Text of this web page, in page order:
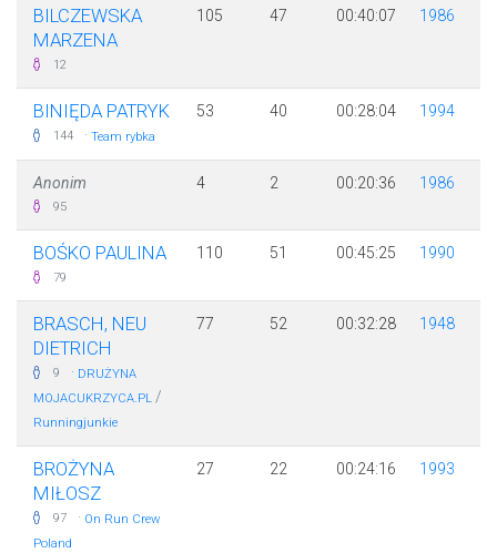
BILCZEWSKA
MARZENA
12
105 47 00:40:07 1986
BINIĘDA PATRYK
144 · Team rybka
53 40 00:28:04 1994
Anonim
95
4 2 00:20:36 1986
BOŚKO PAULINA
79
110 51 00:45:25 1990
BRASCH, NEU
DIETRICH
9 · DRUŻYNA
MOJACUKRZYCA.PL /
Runningjunkie
77 52 00:32:28 1948
BROŻYNA
MIŁOSZ
97 · On Run Crew
Poland
27 22 00:24:16 1993